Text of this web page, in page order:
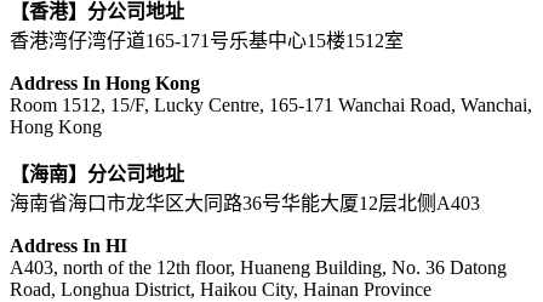
【香港】分公司地址
香港湾仔湾仔道165-171号乐基中心15楼1512室
Address In Hong Kong
Room 1512, 15/F, Lucky Centre, 165-171 Wanchai Road, Wanchai,
Hong Kong
【海南】分公司地址
海南省海口市龙华区大同路36号华能大厦12层北侧A403
Address In HI
A403, north of the 12th floor, Huaneng Building, No. 36 Datong
Road, Longhua District, Haikou City, Hainan Province